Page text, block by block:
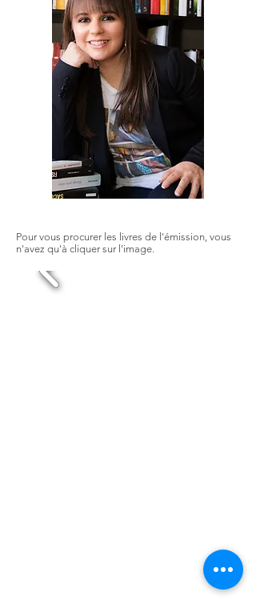
Pour vous procurer les livres de l'émission, vous
n'avez qu'à cliquer sur l'image.